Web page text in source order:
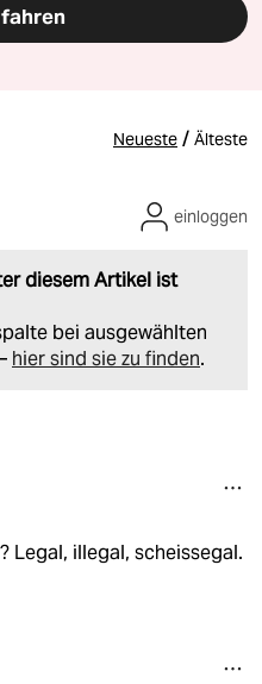
Neueste / Älteste
diesem Artikel ist
bei ausgewählten
hier sind sie zu finden.
einloggen
Legal, illegal, scheissegal.